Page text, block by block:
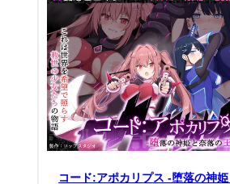
コード:アポカリプス -堕落の神